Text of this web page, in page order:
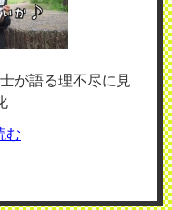
が語る理不尽に見
む